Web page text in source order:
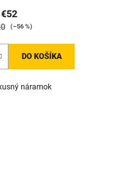
€52
(–56 %)
DO KOŠÍKA
náramok